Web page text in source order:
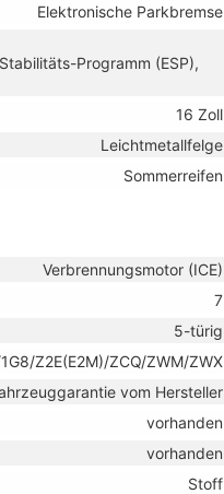
Elektronische Parkbremse
Programm (ESP),
16 Zoll
Leichtmetallfelge
Sommerreifen
Verbrennungsmotor (ICE)
7
5-türig
Z2E(E2M)/ZCQ/ZWM/ZWX
vom Hersteller
vorhanden
vorhanden
Stoff